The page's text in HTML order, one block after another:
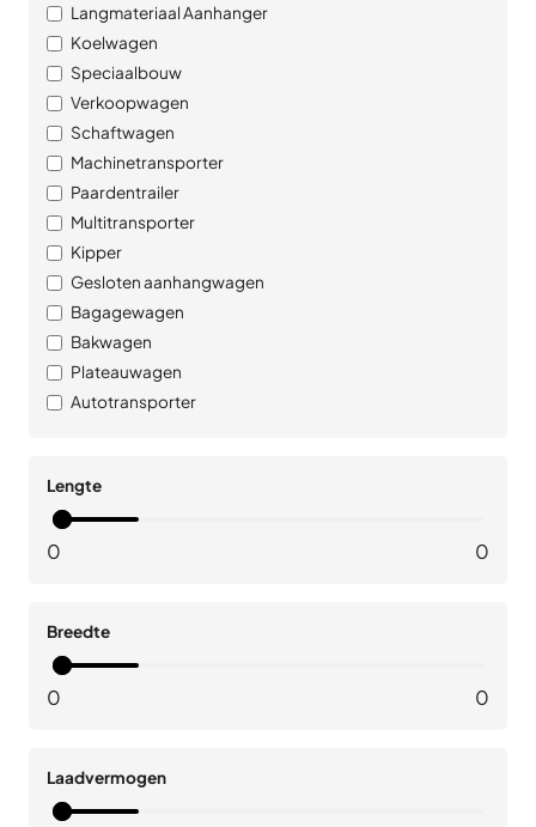
Langmateriaal Aanhanger
Koelwagen
Speciaalbouw
Verkoopwagen
Schaftwagen
Machinetransporter
Paardentrailer
Multitransporter
Kipper
Gesloten aanhangwagen
Bagagewagen
Bakwagen
Plateauwagen
Autotransporter
Lengte
0 0
Breedte
0 0
Laadvermogen